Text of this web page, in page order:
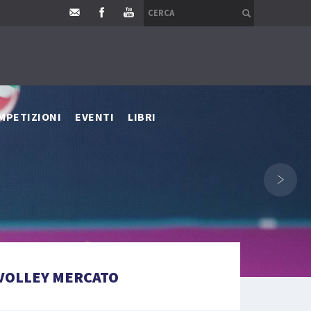
EVENTI LIBRI
›
MERCATO